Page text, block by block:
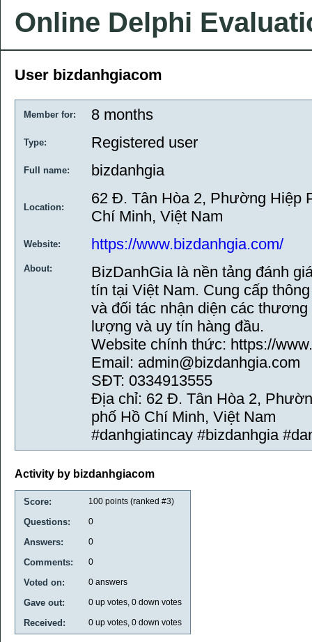
Online Delphi
User bizdanhgiacom
Member for: 8 months
Type: Registered user
Full name: bizdanhgia
Location:
62 Đ. Tân Hòa 2, Phường Hiệp
Chí Minh, Việt Nam
Website: https://www.bizdanhgia.com/
About:
BizDanhGia là nền tảng đánh
tín tại Việt Nam. Cung cấp
và đối tác nhận diện các
lượng và uy tín hàng đầu.
Website chính thức: https://
Email: admin@bizdanhgia.com
SĐT: 0334913555
Địa chỉ: 62 Đ. Tân Hòa 2,
phố Hồ Chí Minh, Việt Nam
#danhgiatincay #bizdanhgia
Activity by bizdanhgiacom
Score: 100 points (ranked #3)
Questions: 0
Answers: 0
Comments: 0
Voted on: 0 answers
Gave out: 0 up votes, 0 down votes
Received: 0 up votes, 0 down votes